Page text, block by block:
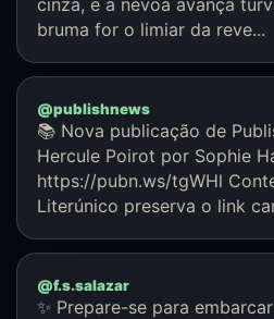
cinza, e a névoa avança
bruma for o limiar da reve...
@publishnews
📚 Nova publicação de
Hercule Poirot por Sophie
https://pubn.ws/tgWHl
Literúnico preserva o link
@f.s.salazar
✨ Prepare-se para